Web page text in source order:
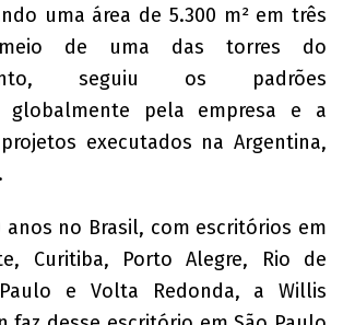
uma área de 5.300 m² em três
de uma das torres do
seguiu os padrões
globalmente pela empresa e a
executados na Argentina,
anos no Brasil, com escritórios em
Curitiba, Porto Alegre, Rio de
e Volta Redonda, a Willis